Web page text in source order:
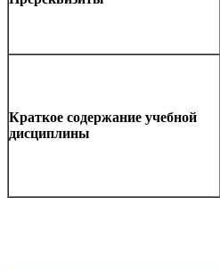
Краткое содержание учебной
дисциплины